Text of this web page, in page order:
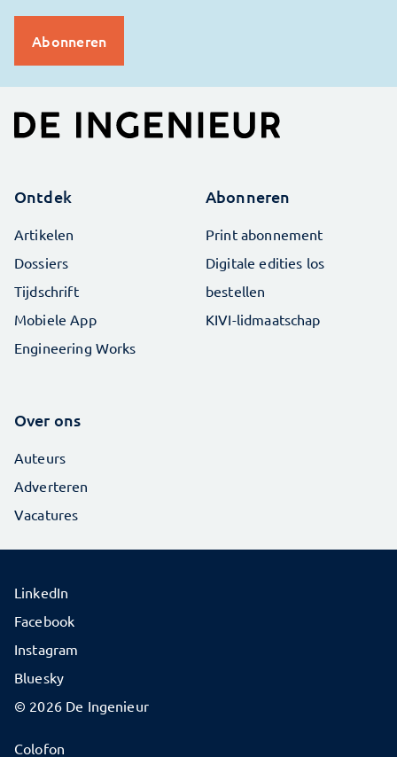
Ontdek
Artikelen
Dossiers
Tijdschrift
Mobiele App
Engineering Works
Abonneren
Print abonnement
Digitale edities los
bestellen
KIVI-lidmaatschap
Over ons
Auteurs
Adverteren
Vacatures
© 2026 De Ingenieur
Colofon
LinkedIn
Facebook
Instagram
Bluesky